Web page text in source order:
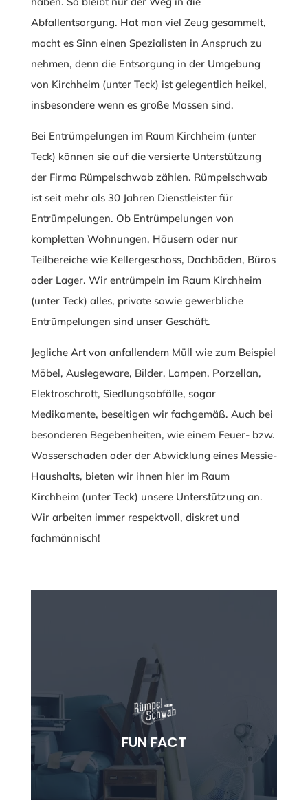
Abfallentsorgung. Hat man viel Zeug gesammelt,
macht es Sinn einen Spezialisten in Anspruch zu
nehmen, denn die Entsorgung in der Umgebung
von Kirchheim (unter Teck) ist gelegentlich heikel,
insbesondere wenn es große Massen sind.
Bei Entrümpelungen im Raum Kirchheim (unter
Teck) können sie auf die versierte Unterstützung
der Firma Rümpelschwab zählen. Rümpelschwab
ist seit mehr als 30 Jahren Dienstleister für
Entrümpelungen. Ob Entrümpelungen von
kompletten Wohnungen, Häusern oder nur
Teilbereiche wie Kellergeschoss, Dachböden, Büros
oder Lager. Wir entrümpeln im Raum Kirchheim
(unter Teck) alles, private sowie gewerbliche
Entrümpelungen sind unser Geschäft.
Jegliche Art von anfallendem Müll wie zum Beispiel
Möbel, Auslegeware, Bilder, Lampen, Porzellan,
Elektroschrott, Siedlungsabfälle, sogar
Medikamente, beseitigen wir fachgemäß. Auch bei
besonderen Begebenheiten, wie einem Feuer- bzw.
Wasserschaden oder der Abwicklung eines Messie-
Haushalts, bieten wir ihnen hier im Raum
Kirchheim (unter Teck) unsere Unterstützung an.
Wir arbeiten immer respektvoll, diskret und
fachmännisch!
FUN FACT
FITNESSPROGRAMM
Entrümpeln kann ein intensives Workout sein –
viele Leute verbrennen dabei mehr Kalorien als
bei einer Stunde im Fitnessstudio!